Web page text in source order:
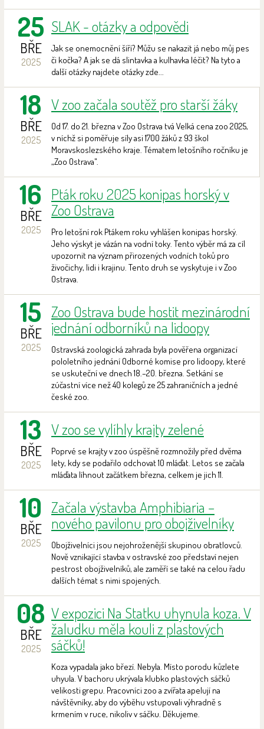
25
BŘE
2025
SLAK - otázky a odpovědi
Jak se onemocnění šíří? Můžu se nakazit já nebo můj pes
či kočka? A jak se dá slintavka a kulhavka léčit? Na tyto a
další otázky najdete otázky zde...
18
BŘE
2025
V zoo začala soutěž pro starší žáky
Od 17. do 21. března v Zoo Ostrava tvá Velká cena zoo 2025,
v níchž si poměřuje síly asi 1700 žáků z 93 škol
Moravskoslezského kraje. Tématem letošního ročníku je
„Zoo Ostrava".
16
BŘE
2025
Pták roku 2025 konipas horský v
Zoo Ostrava
Pro letošní rok Ptákem roku vyhlášen konipas horský.
Jeho výskyt je vázán na vodní toky. Tento výběr má za cíl
upozornit na význam přirozených vodních toků pro
živočichy, lidi i krajinu. Tento druh se vyskytuje i v Zoo
Ostrava.
15
BŘE
2025
Zoo Ostrava bude hostit mezinárodní
jednání odborníků na lidoopy
Ostravská zoologická zahrada byla pověřena organizací
pololetního jednání Odborné komise pro lidoopy, které
se uskuteční ve dnech 18.–20. března. Setkání se
zúčastní více než 40 kolegů ze 25 zahraničních a jedné
české zoo.
13
BŘE
2025
V zoo se vylíhly krajty zelené
Poprvé se krajty v zoo úspěšně rozmnožily před dvěma
lety, kdy se podařilo odchovat 10 mláďat. Letos se začala
mláďata líhnout začátkem března, celkem je jich 11.
10
BŘE
2025
Začala výstavba Amphibiaria –
nového pavilonu pro obojživelníky
Obojživelníci jsou nejohroženější skupinou obratlovců.
Nově vznikající stavba v ostravské zoo představí nejen
pestrost obojživelníků, ale zaměří se také na celou řadu
dalších témat s nimi spojených.
08
BŘE
2025
V expozici Na Statku uhynula koza. V
žaludku měla kouli z plastových
sáčků!
Koza vypadala jako březí. Nebyla. Místo porodu kůzlete
uhyula. V bachoru ukrývala klubko plastových sáčků
velikosti grepu. Pracovníci zoo a zvířata apelují na
návštěvníky, aby do výběhu vstupovali výhradně s
krmením v ruce, nikoliv v sáčku. Děkujeme.